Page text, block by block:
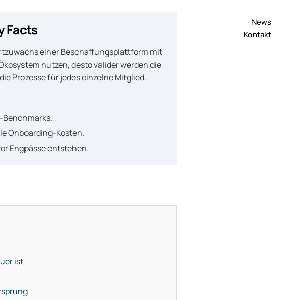
News
Kontakt
Facts
einer Beschaffungsplattform mit
nutzen, desto valider werden die
Prozesse für jedes einzelne Mitglied.
Onboarding-Kosten.
Engpässe entstehen.
ist